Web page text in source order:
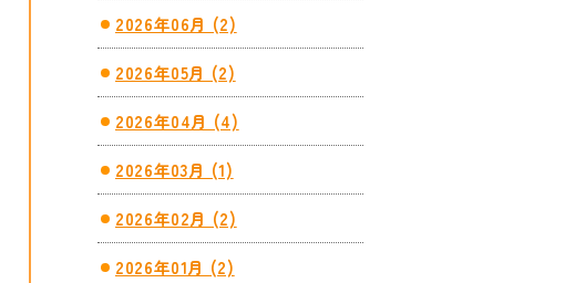
2026年06月 (2)
2026年05月 (2)
2026年04月 (4)
2026年03月 (1)
2026年02月 (2)
2026年01月 (2)